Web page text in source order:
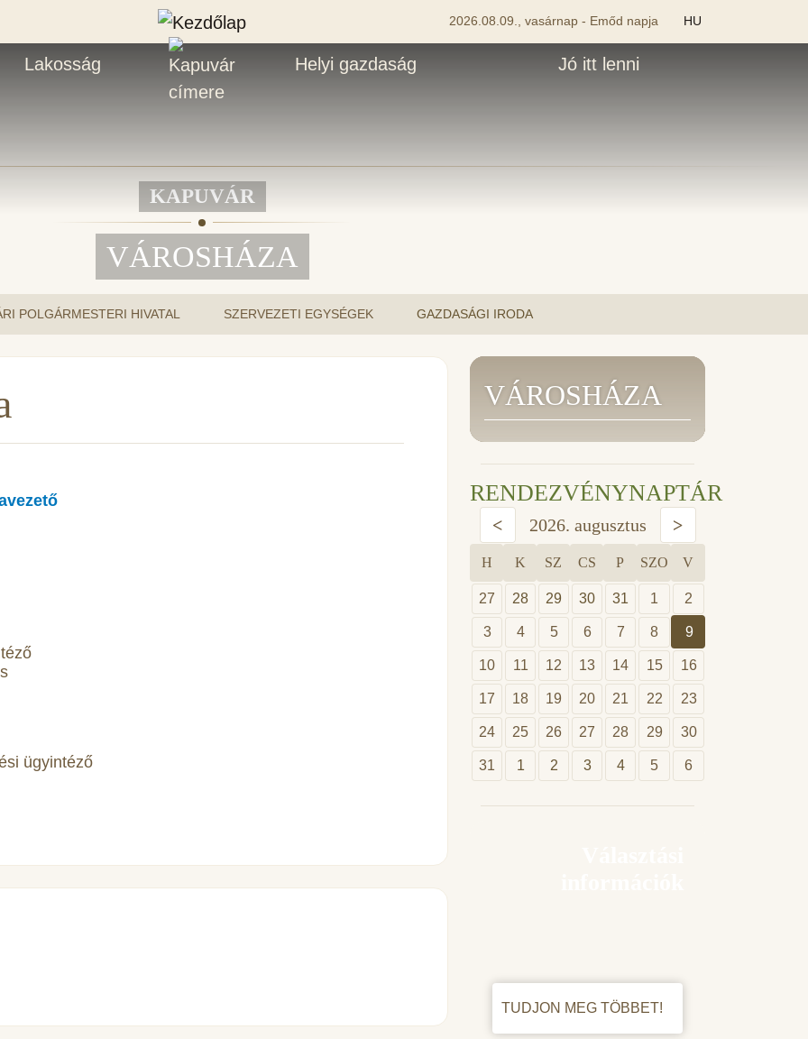
2026.08.09., vasárnap - Emőd napja HU
Lakosság Helyi gazdaság Jó itt lenni
KAPUVÁR
VÁROSHÁZA
POLGÁRMESTERI HIVATAL SZERVEZETI EGYSÉGEK GAZDASÁGI IRODA
ügyintéző
VÁROSHÁZA
RENDEZVÉNYNAPTÁR
< 2026. augusztus >
H K SZ CS P SZO V
27 28 29 30 31 1 2
3 4 5 6 7 8 9
10 11 12 13 14 15 16
17 18 19 20 21 22 23
24 25 26 27 28 29 30
31 1 2 3 4 5 6
TUDJON MEG TÖBBET!